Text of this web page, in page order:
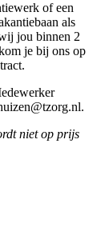
of een
als
jou binnen 2
je bij ons op
niet op prijs